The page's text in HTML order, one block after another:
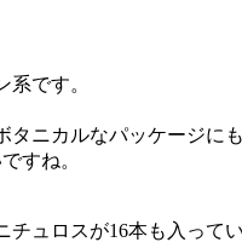
です。
ニカルなパッケージにも
すね。
ュロスが16本も入ってい